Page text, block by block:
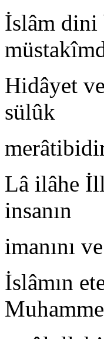
İslâm dini
Hidâyet
sülûk
Lâ ilâhe
insanın
imanını
İslâmın